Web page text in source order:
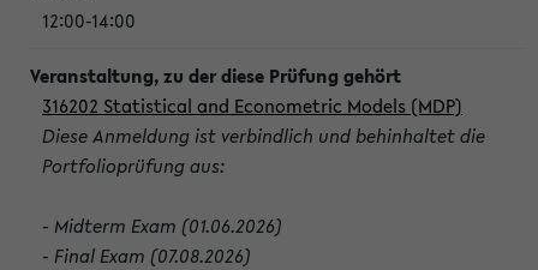
12:00-14:00
316202 Statistical and Econometric Models (MDP)
Diese Anmeldung ist verbindlich und behinhaltet die
Portfolioprüfung aus:
- Midterm Exam (01.06.2026)
- Final Exam (07.08.2026)